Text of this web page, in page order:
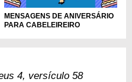
MENSAGENS DE ANIVERSÁRIO
PARA CABELEIREIRO
4, versículo 58